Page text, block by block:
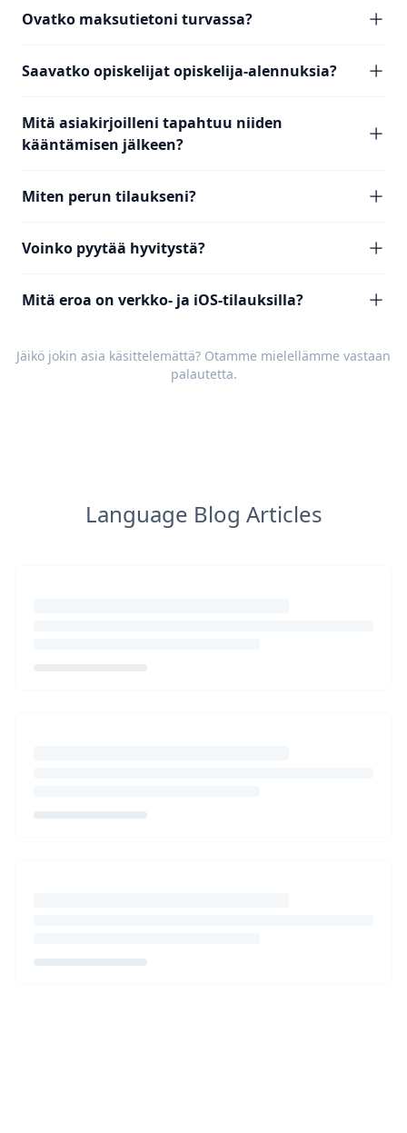
Ovatko maksutietoni turvassa?
Saavatko opiskelijat opiskelija-alennuksia?
Mitä asiakirjoilleni tapahtuu niiden
kääntämisen jälkeen?
Miten perun tilaukseni?
Voinko pyytää hyvitystä?
Mitä eroa on verkko- ja iOS-tilauksilla?
Jäikö jokin asia käsittelemättä? Otamme mielellämme vastaan
palautetta.
Language Blog Articles